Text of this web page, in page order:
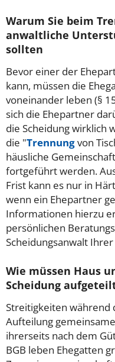
Warum Sie beim
anwaltliche
sollten
Bevor einer der
kann, müssen die
voneinander leben (§
sich die Ehepartner
die Scheidung wirklich
die "Trennungvon
häusliche
fortgeführt werden.
Frist kann es nur in
wenn ein Ehepartner
Informationen hierzu
persönlichen
Scheidungsanwalt
Wie müssen Haus
Scheidung
Streitigkeiten während
Aufteilung
ihrerseits nach dem
BGB leben Ehegatten